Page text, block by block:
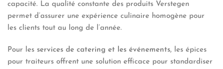
capacité. La qualité constante des produits Verstegen
permet d’assurer une expérience culinaire homogène pour
les clients tout au long de l’année.
Pour les services de catering et les événements, les épices
pour traiteurs offrent une solution efficace pour standardiser